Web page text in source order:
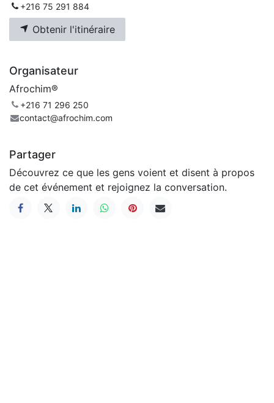
+216 75 291 884
Obtenir l'itinéraire
Organisateur
Afrochim®
+216 71 296 250
contact@afrochim.com
Partager
Découvrez ce que les gens voient et disent à propos
de cet événement et rejoignez la conversation.